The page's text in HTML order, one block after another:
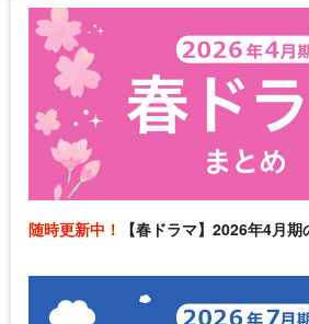
随時更新中！ 【春ドラマ】2026年4月